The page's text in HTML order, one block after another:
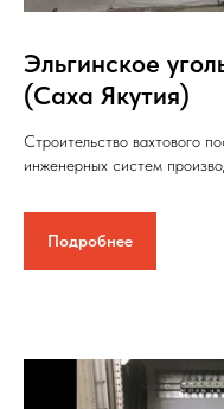
Эльгинское
(Саха Якутия)
Строительство вахтового
инженерных систем
Подробнее